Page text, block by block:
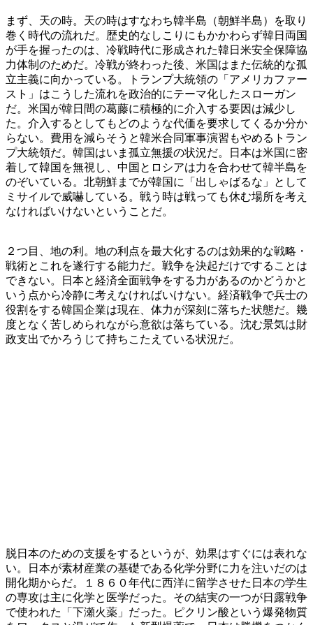
まず、天の時。天の時はすなわち韓半島（朝鮮半島）を取り
巻く時代の流れだ。歴史的なしこりにもかかわらず韓日両国
が手を握ったのは、冷戦時代に形成された韓日米安全保障協
力体制のためだ。冷戦が終わった後、米国はまた伝統的な孤
立主義に向かっている。トランプ大統領の「アメリカファー
スト」はこうした流れを政治的にテーマ化したスローガン
だ。米国が韓日間の葛藤に積極的に介入する要因は減少し
た。介入するとしてもどのような代価を要求してくるか分か
らない。費用を減らそうと韓米合同軍事演習もやめるトラン
プ大統領だ。韓国はいま孤立無援の状況だ。日本は米国に密
着して韓国を無視し、中国とロシアは力を合わせて韓半島を
のぞいている。北朝鮮までが韓国に「出しゃばるな」として
ミサイルで威嚇している。戦う時は戦っても休む場所を考え
なければいけないということだ。
２つ目、地の利。地の利点を最大化するのは効果的な戦略・
戦術とこれを遂行する能力だ。戦争を決起だけですることは
できない。日本と経済全面戦争をする力があるのかどうかと
いう点から冷静に考えなければいけない。経済戦争で兵士の
役割をする韓国企業は現在、体力が深刻に落ちた状態だ。幾
度となく苦しめられながら意欲は落ちている。沈む景気は財
政支出でかろうじて持ちこたえている状況だ。
脱日本のための支援をするというが、効果はすぐには表れな
い。日本が素材産業の基礎である化学分野に力を注いだのは
開化期からだ。１８６０年代に西洋に留学させた日本の学生
の専攻は主に化学と医学だった。その結実の一つが日露戦争
で使われた「下瀬火薬」だった。ピクリン酸という爆発物質